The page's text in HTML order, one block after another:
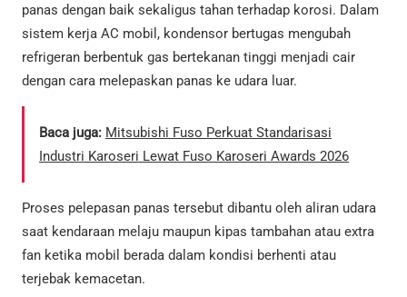
panas dengan baik sekaligus tahan terhadap korosi. Dalam
sistem kerja AC mobil, kondensor bertugas mengubah
refrigeran berbentuk gas bertekanan tinggi menjadi cair
dengan cara melepaskan panas ke udara luar.
Baca juga: Mitsubishi Fuso Perkuat Standarisasi
Industri Karoseri Lewat Fuso Karoseri Awards 2026
Proses pelepasan panas tersebut dibantu oleh aliran udara
saat kendaraan melaju maupun kipas tambahan atau extra
fan ketika mobil berada dalam kondisi berhenti atau
terjebak kemacetan.